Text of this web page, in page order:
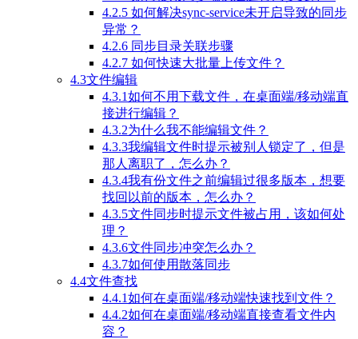
4.2.5 如何解决sync-service未开启导致的同步
异常？
4.2.6 同步目录关联步骤
4.2.7 如何快速大批量上传文件？
4.3文件编辑
4.3.1如何不用下载文件，在桌面端/移动端直
接进行编辑？
4.3.2为什么我不能编辑文件？
4.3.3我编辑文件时提示被别人锁定了，但是
那人离职了，怎么办？
4.3.4我有份文件之前编辑过很多版本，想要
找回以前的版本，怎么办？
4.3.5文件同步时提示文件被占用，该如何处
理？
4.3.6文件同步冲突怎么办？
4.3.7如何使用散落同步
4.4文件查找
4.4.1如何在桌面端/移动端快速找到文件？
4.4.2如何在桌面端/移动端直接查看文件内
容？